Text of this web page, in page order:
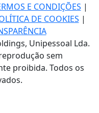
E CONDIÇÕES |
DE COOKIES |
Unipessoal Lda.
sem
proibida. Todos os